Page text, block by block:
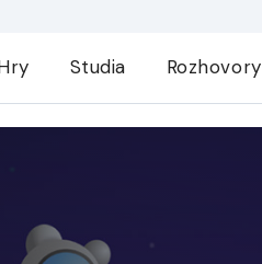
Studia Rozhovory